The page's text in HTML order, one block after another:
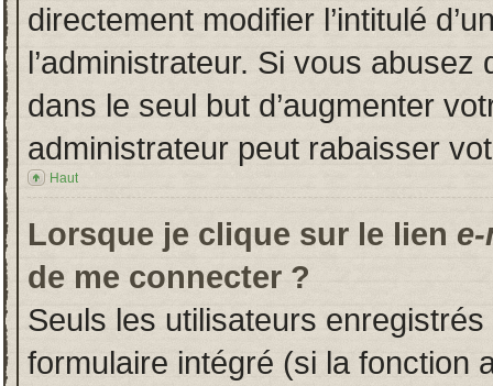
directement modifier l’intitulé
l’administrateur. Si vous
dans le seul but d’augmenter
administrateur peut rabaisser
Haut
Lorsque je clique sur le lien
de me connecter ?
Seuls les utilisateurs
formulaire intégré (si la fonction